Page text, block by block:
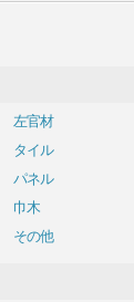
左官材
タイル
パネル
巾木
その他